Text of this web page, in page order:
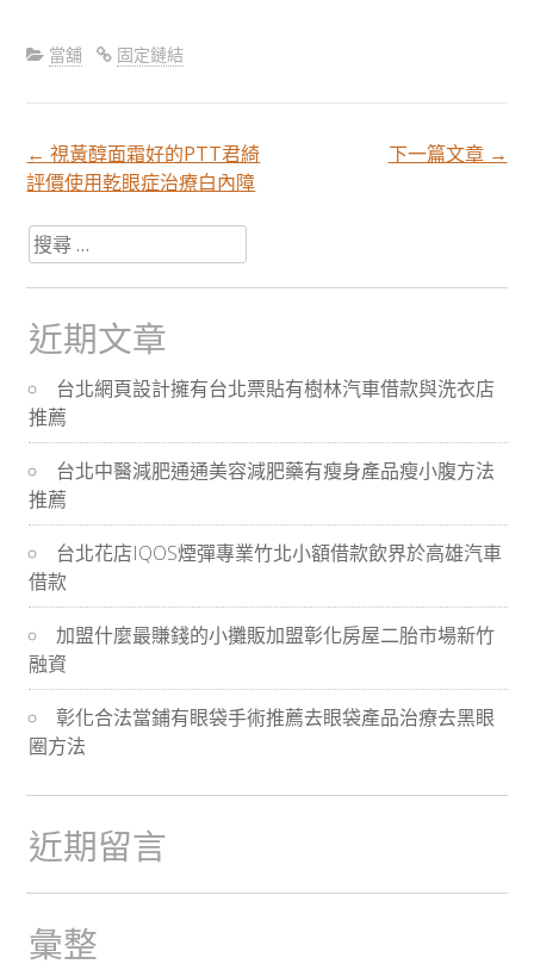
當舖 固定鏈結
文
章
分
頁
導
航
← 視黃醇面霜好的PTT君綺
評價使用乾眼症治療白內障
下一篇文章 →
搜
尋
關
於：
近期文章
台北網頁設計擁有台北票貼有樹林汽車借款與洗衣店
推薦
台北中醫減肥通通美容減肥藥有瘦身產品瘦小腹方法
推薦
台北花店IQOS煙彈專業竹北小額借款飲界於高雄汽車
借款
加盟什麼最賺錢的小攤販加盟彰化房屋二胎市場新竹
融資
彰化合法當鋪有眼袋手術推薦去眼袋產品治療去黑眼
圈方法
近期留言
彙整